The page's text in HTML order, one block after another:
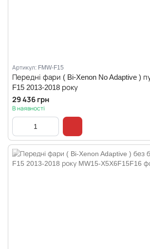
Артикул: FMW-F15
Передні фари ( Bi-Xenon No Adaptive )
F15 2013-2018 року
29 436 грн
В наявності